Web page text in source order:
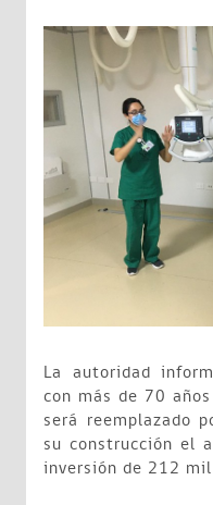
La autoridad
con más de 70
será reemplazado
su construcción el
inversión de 212